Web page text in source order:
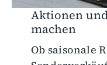
Aktionen
machen
Ob saisonale